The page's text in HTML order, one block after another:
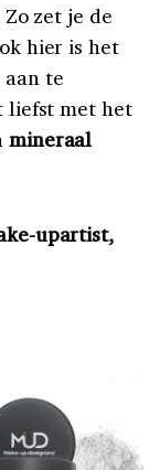
zet je de
hier is het
te
liefst met het
mineraal
upartist,